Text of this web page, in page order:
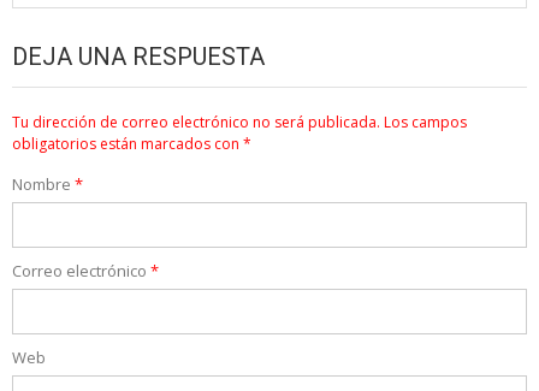
DEJA UNA RESPUESTA
Tu dirección de correo electrónico no será publicada. Los campos
obligatorios están marcados con *
Nombre *
Correo electrónico *
Web